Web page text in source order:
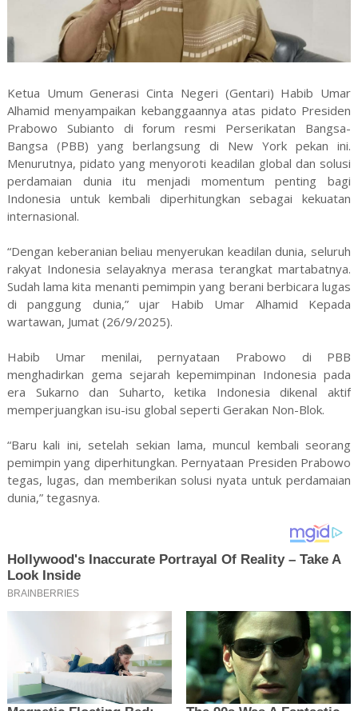
Ketua Umum Generasi Cinta Negeri (Gentari) Habib Umar
Alhamid menyampaikan kebanggaannya atas pidato Presiden
Prabowo Subianto di forum resmi Perserikatan Bangsa-
Bangsa (PBB) yang berlangsung di New York pekan ini.
Menurutnya, pidato yang menyoroti keadilan global dan solusi
perdamaian dunia itu menjadi momentum penting bagi
Indonesia untuk kembali diperhitungkan sebagai kekuatan
internasional.
“Dengan keberanian beliau menyerukan keadilan dunia, seluruh
rakyat Indonesia selayaknya merasa terangkat martabatnya.
Sudah lama kita menanti pemimpin yang berani berbicara lugas
di panggung dunia,” ujar Habib Umar Alhamid Kepada
wartawan, Jumat (26/9/2025).
Habib Umar menilai, pernyataan Prabowo di PBB
menghadirkan gema sejarah kepemimpinan Indonesia pada
era Sukarno dan Suharto, ketika Indonesia dikenal aktif
memperjuangkan isu-isu global seperti Gerakan Non-Blok.
“Baru kali ini, setelah sekian lama, muncul kembali seorang
pemimpin yang diperhitungkan. Pernyataan Presiden Prabowo
tegas, lugas, dan memberikan solusi nyata untuk perdamaian
dunia,” tegasnya.